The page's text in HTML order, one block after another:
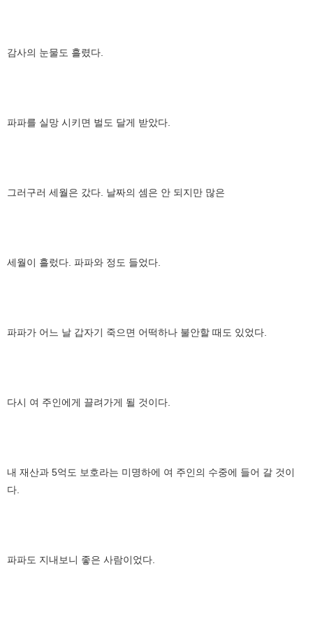
감사의 눈물도 흘렸다.
파파를 실망 시키면 벌도 달게 받았다.
그러구러 세월은 갔다. 날짜의 셈은 안 되지만 많은
세월이 흘렀다. 파파와 정도 들었다.
파파가 어느 날 갑자기 죽으면 어떡하나 불안할 때도 있었다.
다시 여 주인에게 끌려가게 될 것이다.
내 재산과 5억도 보호라는 미명하에 여 주인의 수중에 들어 갈 것이
다.
파파도 지내보니 좋은 사람이었다.